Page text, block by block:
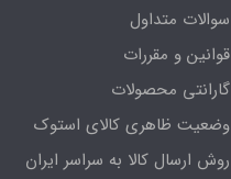
سوالات متداول
قوانین و مقررات
گارانتی محصولات
وضعیت ظاهری کالای استوک
روش ارسال کالا به سراسر ایران